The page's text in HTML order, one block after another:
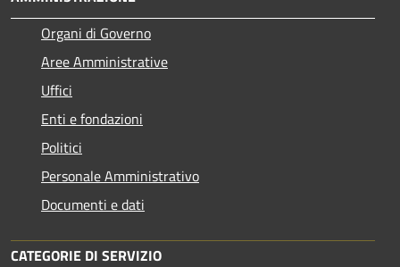
Organi di Governo
Aree Amministrative
Uffici
Enti e fondazioni
Politici
Personale Amministrativo
Documenti e dati
CATEGORIE DI SERVIZIO